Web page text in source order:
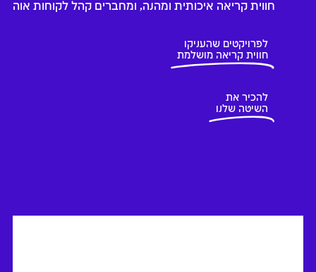
חווית קריאה איכותית ומהנה, ומחברים קהל לקוחות אוהד
לפרויקטים שהעניקו
חווית קריאה מושלמת
להכיר את
השיטה שלנו